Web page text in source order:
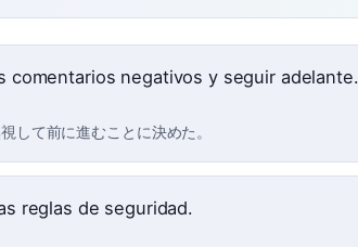
comentarios negativos y seguir adelante.
して前に進むことに決めた。
reglas de seguridad.